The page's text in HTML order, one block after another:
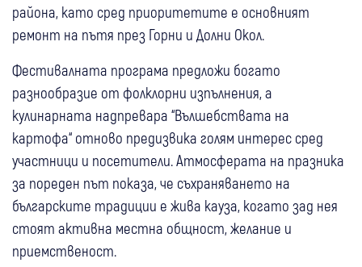
района, като сред приоритетите е основният
ремонт на пътя през Горни и Долни Окол.
Фестивалната програма предложи богато
разнообразие от фолклорни изпълнения, а
кулинарната надпревара “Вълшебствата на
картофа“ отново предизвика голям интерес сред
участници и посетители. Атмосферата на празника
за пореден път показа, че съхраняването на
българските традиции е жива кауза, когато зад нея
стоят активна местна общност, желание и
приемственост.